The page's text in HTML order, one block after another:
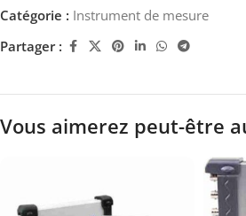
Catégorie : Instrument de mesure
Partager :
Vous aimerez peut-être